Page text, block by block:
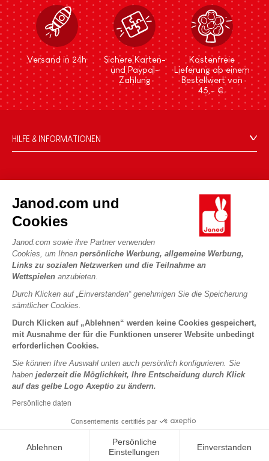
Janod.com und
Cookies
Janod.com sowie ihre Partner verwenden
Cookies, um Ihnen persönliche Werbung, allgemeine Werbung,
Links zu sozialen Netzwerken und die Teilnahme an
Wettspielen anzubieten.
Durch Klicken auf „Einverstanden“ genehmigen Sie die Speicherung
sämtlicher Cookies.
Durch Klicken auf „Ablehnen“ werden keine Cookies gespeichert,
mit Ausnahme der für die Funktionen unserer Website unbedingt
erforderlichen Cookies.
Sie können Ihre Auswahl unten auch persönlich konfigurieren. Sie
haben jederzeit die Möglichkeit, Ihre Entscheidung durch Klick
auf das gelbe Logo Axeptio zu ändern.
Persönliche daten
Consentements certifiés par
Ablehnen
Persönliche
Einstellungen
Einverstanden
Versand in 24h
Sichere Karten-
und Paypal-
Zahlung
Kostenfreie
Lieferung ab einem
Bestellwert von
45,- €.
HILFE & INFORMATIONEN
FAQ
Kontakt
Händler
Persönliche daten
Cookies
Nutzungsbedingungen #YesJanod
DIE WELT VON JANOD
Die Geschichte
Unsere Expertise
CSR-Verpflichtungen
Was ist FSC®?
UNSERE LEISTUNGEN
Sicheres Bezahlen
Lieferbedingungen
Spielregeln und Anleitungen
Lose Stücke
Kinderaktivitäten zum Download
PROFESSIONAL
Pressekontakte
Copyright © 2026 Janod - Alle Rechte vorbehalten -
Hinweise